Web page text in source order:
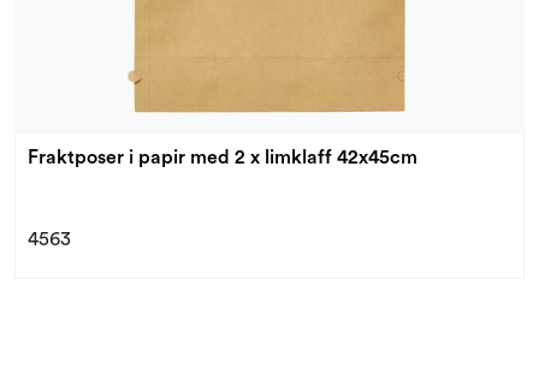
Fraktposer i papir med 2 x limklaff 42x45cm
4563